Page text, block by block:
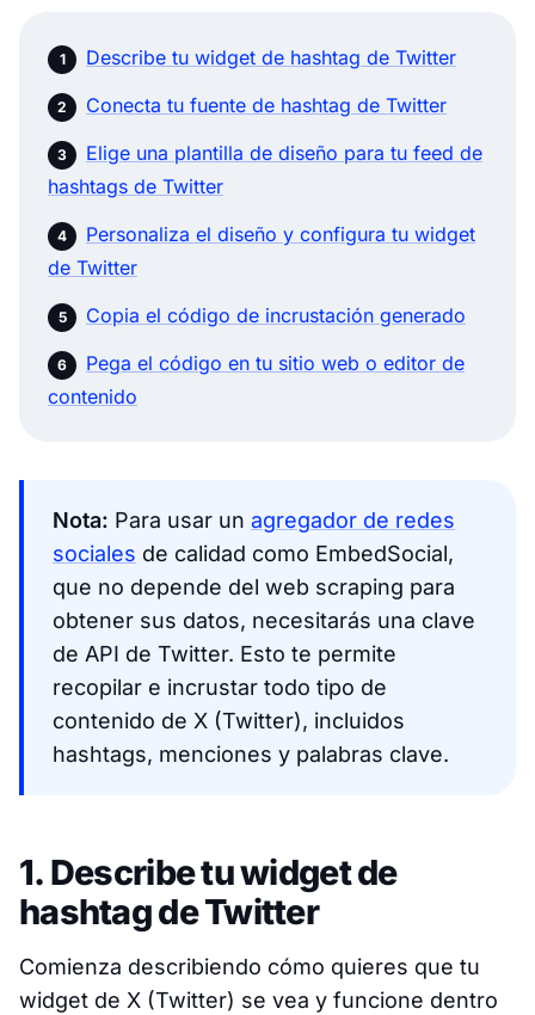
Describe tu widget de hashtag de Twitter
Conecta tu fuente de hashtag de Twitter
Elige una plantilla de diseño para tu feed de
hashtags de Twitter
Personaliza el diseño y configura tu widget
de Twitter
Copia el código de incrustación generado
Pega el código en tu sitio web o editor de
contenido
Nota: Para usar un agregador de redes
sociales de calidad como EmbedSocial,
que no depende del web scraping para
obtener sus datos, necesitarás una clave
de API de Twitter. Esto te permite
recopilar e incrustar todo tipo de
contenido de X (Twitter), incluidos
hashtags, menciones y palabras clave.
1. Describe tu widget de
hashtag de Twitter
Comienza describiendo cómo quieres que tu
widget de X (Twitter) se vea y funcione dentro